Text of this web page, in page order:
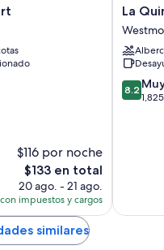
$116 por noche
El
precio
actual
es
de
$133
$133 en total
20 ago. - 21 ago.
impuestos y cargos
La
Quinta
Inn
&
Suites
by
La
8.2
de
8.2
similares